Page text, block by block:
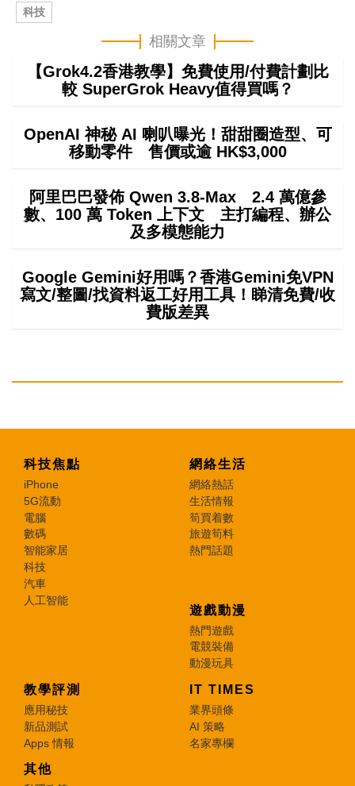
科技
相關文章
【Grok4.2香港教學】免費使用/付費計劃比
較 SuperGrok Heavy值得買嗎？
OpenAI 神秘 AI 喇叭曝光！甜甜圈造型、可
移動零件 售價或逾 HK$3,000
阿里巴巴發佈 Qwen 3.8-Max 2.4 萬億參
數、100 萬 Token 上下文 主打編程、辦公
及多模態能力
Google Gemini好用嗎？香港Gemini免VPN
寫文/整圖/找資料返工好用工具！睇清免費/收
費版差異
科技焦點
iPhone
5G流動
電腦
數碼
智能家居
科技
汽車
人工智能
網絡生活
網絡熱話
生活情報
筍買着數
旅遊筍料
熱門話題
遊戲動漫
熱門遊戲
電競裝備
動漫玩具
教學評測
應用秘技
新品測試
Apps 情報
IT TIMES
業界頭條
AI 策略
名家專欄
其他